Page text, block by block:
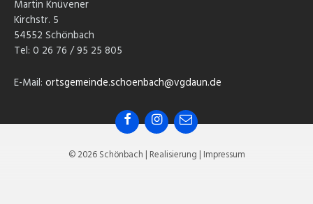
Martin Knüvener
Kirchstr. 5
54552 Schönbach
Tel: 0 26 76 / 95 25 805
E-Mail: ortsgemeinde.schoenbach@vgdaun.de
FacebookInstagram
E-
Mail
© 2026 Schönbach | Realisierung | Impressum